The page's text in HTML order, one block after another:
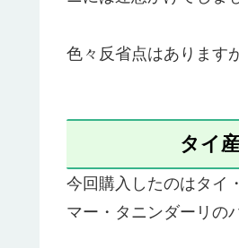
色々反省点はあります
タイ
今回購入したのはタイ
マー・タニンダーリの